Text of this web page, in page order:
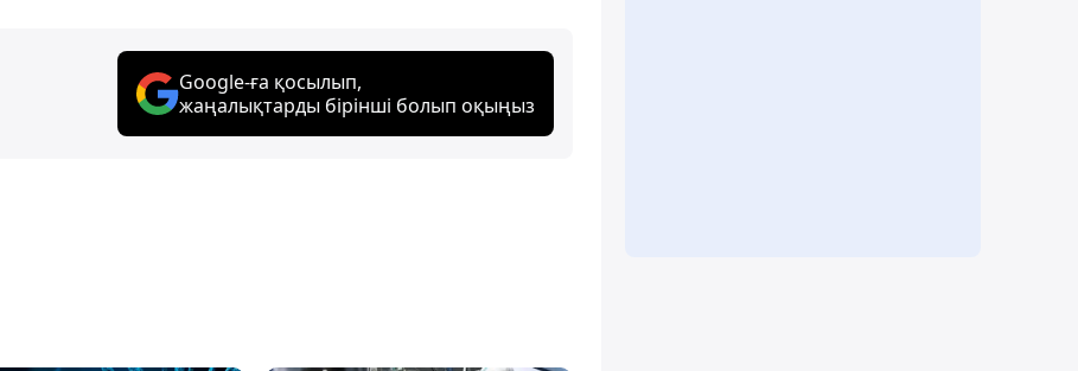
Google-ға қосылып,
жаңалықтарды бірінші болып оқыңыз